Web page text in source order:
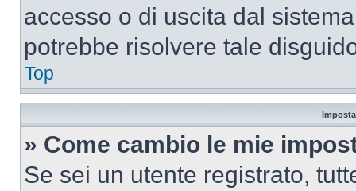
accesso o di uscita dal
potrebbe risolvere tale
Top
» Come cambio le mie
Se sei un utente registrato,